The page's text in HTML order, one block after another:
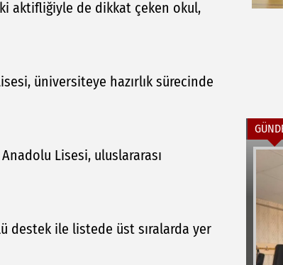
aktifliğiyle de dikkat çeken okul,
üniversiteye hazırlık sürecinde
Lisesi, uluslararası
destek ile listede üst sıralarda yer